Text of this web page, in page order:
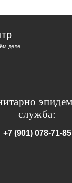
деле
служба:
+7 (901) 078-71-85